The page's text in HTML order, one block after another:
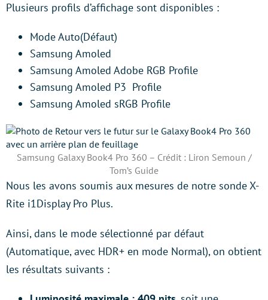
Plusieurs profils d’affichage sont disponibles :
Mode Auto(Défaut)
Samsung Amoled
Samsung Amoled Adobe RGB Profile
Samsung Amoled P3 Profile
Samsung Amoled sRGB Profile
Samsung Galaxy Book4 Pro 360 – Crédit : Liron Semoun /
Tom’s Guide
Nous les avons soumis aux mesures de notre sonde X-
Rite i1Display Pro Plus.
Ainsi, dans le mode sélectionné par défaut
(Automatique, avec HDR+ en mode Normal), on obtient
les résultats suivants :